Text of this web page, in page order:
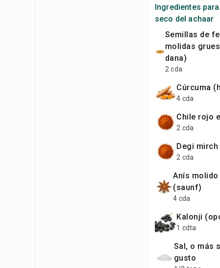
Ingredientes
seco del achaar
semillas de fenogreco
molidas
dana)
2 cda
cúrcuma
4 cda
chile rojo
2 cda
degi mirch
2 cda
anís molido grueso
(saunf)
4 cda
kalonji
1 cdta
sal, o más según el
gusto